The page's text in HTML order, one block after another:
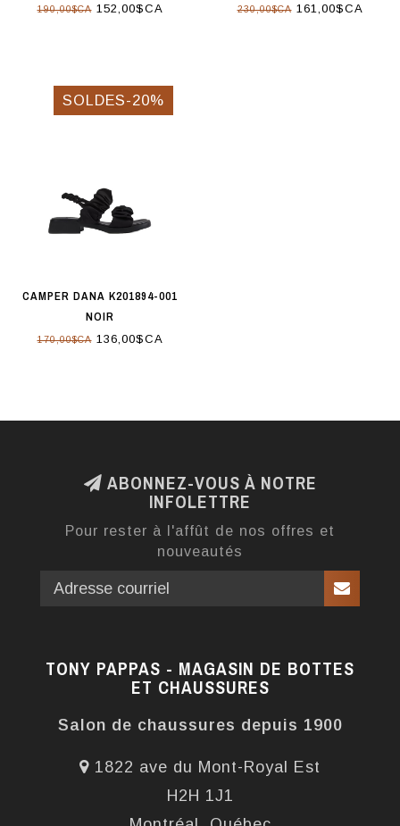
190,00$CA152,00$CA 230,00$CA161,00$CA
SOLDES-20%
CAMPER DANA K201894-001
NOIR
170,00$CA136,00$CA
ABONNEZ-VOUS À NOTRE
INFOLETTRE
Pour rester à l'affût de nos offres et
nouveautés
TONY PAPPAS - MAGASIN DE BOTTES
ET CHAUSSURES
Salon de chaussures depuis 1900
1822 ave du Mont-Royal Est
H2H 1J1